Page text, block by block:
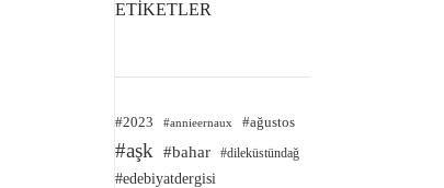
ETİKETLER
#2023 #annieernaux #ağustos
#aşk #bahar #dileküstündağ
#edebiyatdergisi